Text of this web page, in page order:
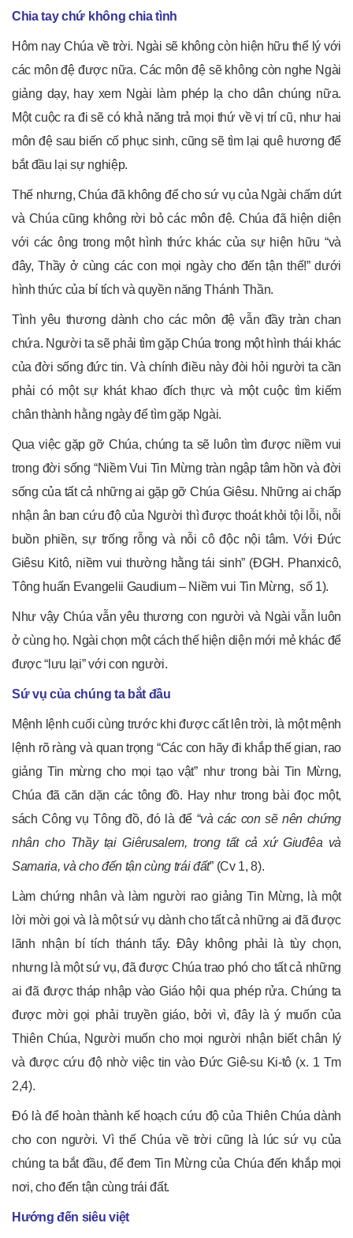
Chia tay chứ không chia tình
Hôm nay Chúa về trời. Ngài sẽ không còn hiện hữu thể lý với
các môn đệ được nữa. Các môn đệ sẽ không còn nghe Ngài
giảng dạy, hay xem Ngài làm phép lạ cho dân chúng nữa.
Một cuộc ra đi sẽ có khả năng trả mọi thứ về vị trí cũ, như hai
môn đệ sau biến cố phục sinh, cũng sẽ tìm lại quê hương để
bắt đầu lại sự nghiệp.
Thế nhưng, Chúa đã không để cho sứ vụ của Ngài chấm dứt
và Chúa cũng không rời bỏ các môn đệ. Chúa đã hiện diện
với các ông trong một hình thức khác của sự hiện hữu “và
đây, Thầy ở cùng các con mọi ngày cho đến tận thế!” dưới
hình thức của bí tích và quyền năng Thánh Thần.
Tình yêu thương dành cho các môn đệ vẫn đầy tràn chan
chứa. Người ta sẽ phải tìm gặp Chúa trong một hình thái khác
của đời sống đức tin. Và chính điều này đòi hỏi người ta cần
phải có một sự khát khao đích thực và một cuộc tìm kiếm
chân thành hằng ngày để tìm gặp Ngài.
Qua việc gặp gỡ Chúa, chúng ta sẽ luôn tìm được niềm vui
trong đời sống “Niềm Vui Tin Mừng tràn ngập tâm hồn và đời
sống của tất cả những ai gặp gỡ Chúa Giêsu. Những ai chấp
nhận ân ban cứu độ của Người thì được thoát khỏi tội lỗi, nỗi
buồn phiền, sự trống rỗng và nỗi cô độc nội tâm. Với Đức
Giêsu Kitô, niềm vui thường hằng tái sinh” (ĐGH. Phanxicô,
Tông huấn Evangelii Gaudium – Niềm vui Tin Mừng, số 1).
Như vậy Chúa vẫn yêu thương con người và Ngài vẫn luôn
ở cùng họ. Ngài chọn một cách thế hiện diện mới mẻ khác để
được “lưu lại” với con người.
Sứ vụ của chúng ta bắt đầu
Mệnh lệnh cuối cùng trước khi được cất lên trời, là một mệnh
lệnh rõ ràng và quan trọng “Các con hãy đi khắp thế gian, rao
giảng Tin mừng cho mọi tạo vật” như trong bài Tin Mừng,
Chúa đã căn dặn các tông đồ. Hay như trong bài đọc một,
sách Công vụ Tông đồ, đó là để “và các con sẽ nên chứng
nhân cho Thầy tại Giêrusalem, trong tất cả xứ Giuđêa và
Samaria, và cho đến tận cùng trái đất” (Cv 1, 8).
Làm chứng nhân và làm người rao giảng Tin Mừng, là một
lời mời gọi và là một sứ vụ dành cho tất cả những ai đã được
lãnh nhận bí tích thánh tẩy. Đây không phải là tùy chọn,
nhưng là một sứ vụ, đã được Chúa trao phó cho tất cả những
ai đã được tháp nhập vào Giáo hội qua phép rửa. Chúng ta
được mời gọi phải truyền giáo, bởi vì, đây là ý muốn của
Thiên Chúa, Người muốn cho mọi người nhận biết chân lý
và được cứu độ nhờ việc tin vào Đức Giê-su Ki-tô (x. 1 Tm
2,4).
Đó là để hoàn thành kế hoạch cứu độ của Thiên Chúa dành
cho con người. Vì thế Chúa về trời cũng là lúc sứ vụ của
chúng ta bắt đầu, để đem Tin Mừng của Chúa đến khắp mọi
nơi, cho đến tận cùng trái đất.
Hướng đến siêu việt